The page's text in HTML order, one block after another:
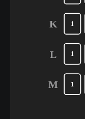
K
L
M
1
1
1